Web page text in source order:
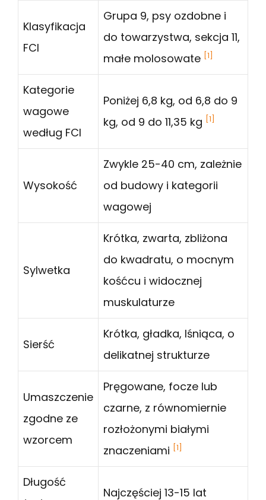
Klasyfikacja
FCI
Grupa 9, psy ozdobne i
do towarzystwa, sekcja 11,
małe molosowate [1]
Kategorie
wagowe
według FCI
Poniżej 6,8 kg, od 6,8 do 9
kg, od 9 do 11,35 kg
[1]
Wysokość
Zwykle 25-40 cm, zależnie
od budowy i kategorii
wagowej
Sylwetka
Krótka, zwarta, zbliżona
do kwadratu, o mocnym
kośćcu i widocznej
muskulaturze
Sierść
Krótka, gładka, lśniąca, o
delikatnej strukturze
Umaszczenie
zgodne ze
wzorcem
Pręgowane, focze lub
czarne, z równomiernie
rozłożonymi białymi
znaczeniami
[1]
Długość
Najczęściej 13-15 lat